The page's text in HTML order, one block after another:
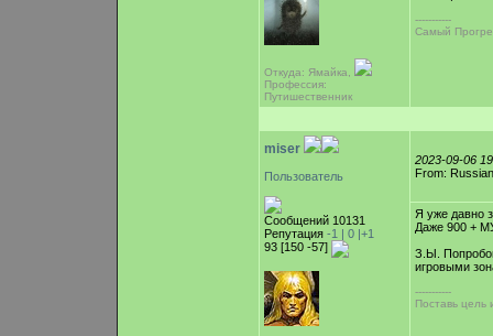
Откуда: Ямайка,
Профессия:
Путишественник
-----------
Самый
miser
Пользователь
Сообщений 10131
Репутация -1 | 0 |+1
93 [150 -57]
2023-09-06
From:
Я уже давно
Даже 900 +
З.Ы.
игровыми
-----------
Поставь цель